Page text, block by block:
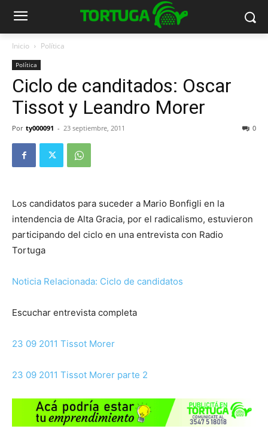
Inicio Política
Política
Ciclo de canditados: Oscar
Tissot y Leandro Morer
Por ty000091 - 23 septiembre, 2011 0
Los candidatos para suceder a Mario Bonfigli en la
intendencia de Alta Gracia, por el radicalismo, estuvieron
participando del ciclo en una entrevista con Radio
Tortuga
Noticia Relacionada: Ciclo de candidatos
Escuchar entrevista completa
23 09 2011 Tissot Morer
23 09 2011 Tissot Morer parte 2